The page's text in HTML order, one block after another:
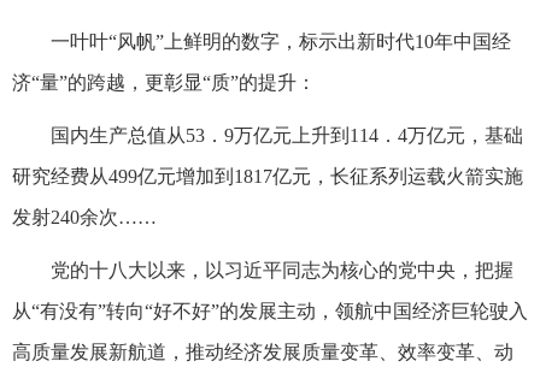
一叶叶“风帆”上鲜明的数字，标示出新时代10年中国经
济“量”的跨越，更彰显“质”的提升：
国内生产总值从53．9万亿元上升到114．4万亿元，基础
研究经费从499亿元增加到1817亿元，长征系列运载火箭实施
发射240余次……
党的十八大以来，以习近平同志为核心的党中央，把握
从“有没有”转向“好不好”的发展主动，领航中国经济巨轮驶入
高质量发展新航道，推动经济发展质量变革、效率变革、动